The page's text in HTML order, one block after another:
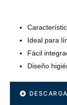
Ideal para
Fácil
Diseño